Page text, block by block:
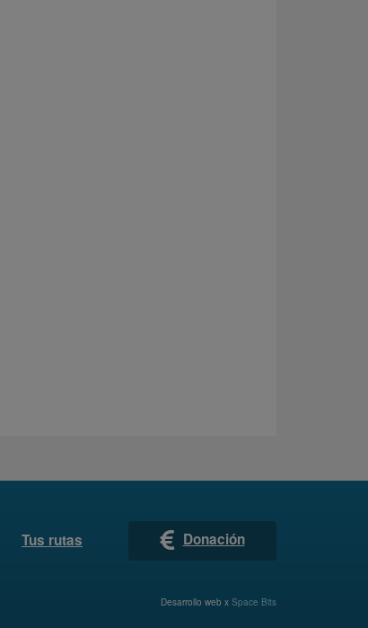
Tus rutas Donación
Desarrollo web x Space Bits